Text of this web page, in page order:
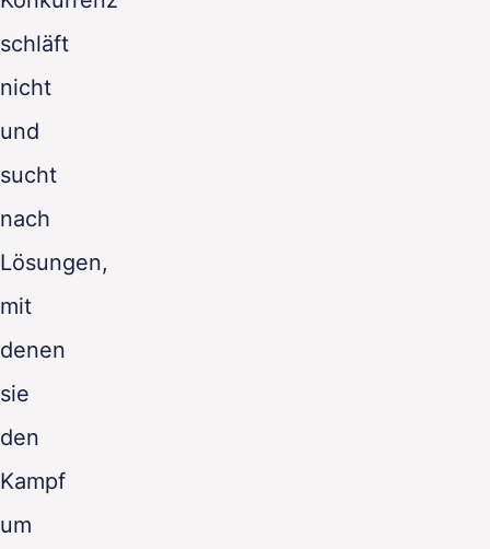
schläft
nicht
und
sucht
nach
Lösungen,
mit
denen
sie
den
Kampf
um